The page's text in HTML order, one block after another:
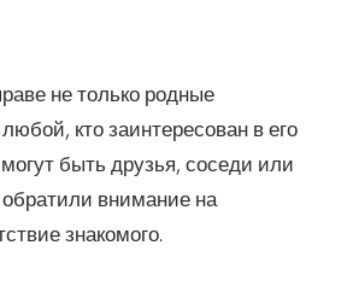
не только родные
кто заинтересован в его
быть друзья, соседи или
обратили внимание на
знакомого.